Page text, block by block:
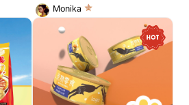
Monika